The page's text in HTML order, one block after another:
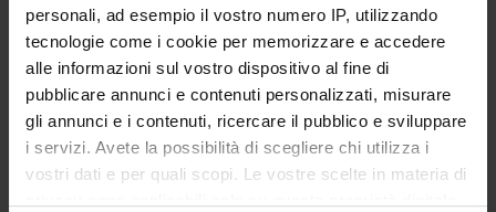
personali, ad esempio il vostro numero IP, utilizzando
tecnologie come i cookie per memorizzare e accedere
alle informazioni sul vostro dispositivo al fine di
pubblicare annunci e contenuti personalizzati, misurare
gli annunci e i contenuti, ricercare il pubblico e sviluppare
i servizi. Avete la possibilità di scegliere chi utilizza i
vostri dati e per quali scopi. Le vostre scelte in materia di
Data pubblicazione
19 luglio 2024
OFFERTA FORMATIVA